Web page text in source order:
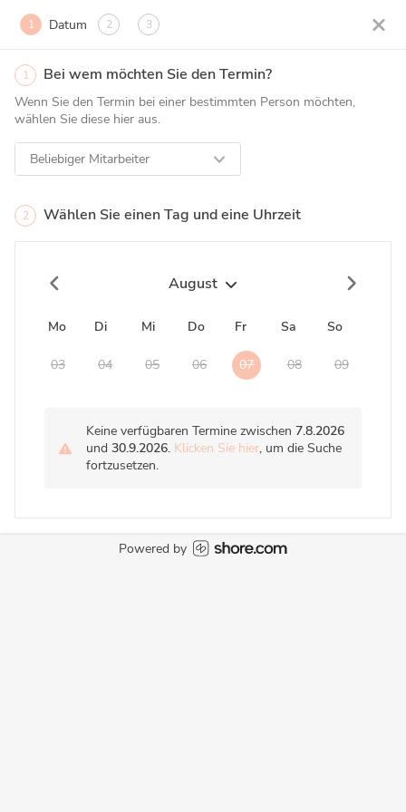
1 Datum 2 3
1 Bei wem möchten Sie den Termin?
Wenn Sie den Termin bei einer bestimmten Person möchten,
wählen Sie diese hier aus.
Beliebiger Mitarbeiter
2 Wählen Sie einen Tag und eine Uhrzeit
August
Mo Di Mi Do Fr Sa So
03 04 05 06 07 08 09
Keine verfügbaren Termine zwischen 7.8.2026
und 30.9.2026. Klicken Sie hier, um die Suche
fortzusetzen.
Powered by